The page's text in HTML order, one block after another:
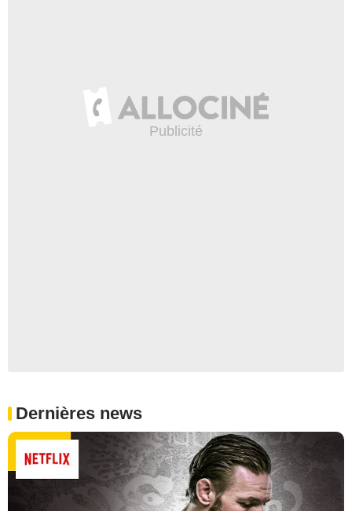
Dernières news